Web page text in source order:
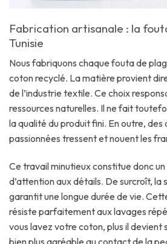
Fabrication artisanale : la
Tunisie
Nous fabriquons chaque fouta de
coton recyclé. La matière provient
de l’industrie textile. Ce choix
ressources naturelles. Il ne fait
la qualité du produit fini. En outre, des
passionnées tressent et nouent les
Ce travail minutieux constitue donc
d’attention aux détails. De surcroît, la
garantit une longue durée de vie.
résiste parfaitement aux lavages
vous lavez votre coton, plus il devient